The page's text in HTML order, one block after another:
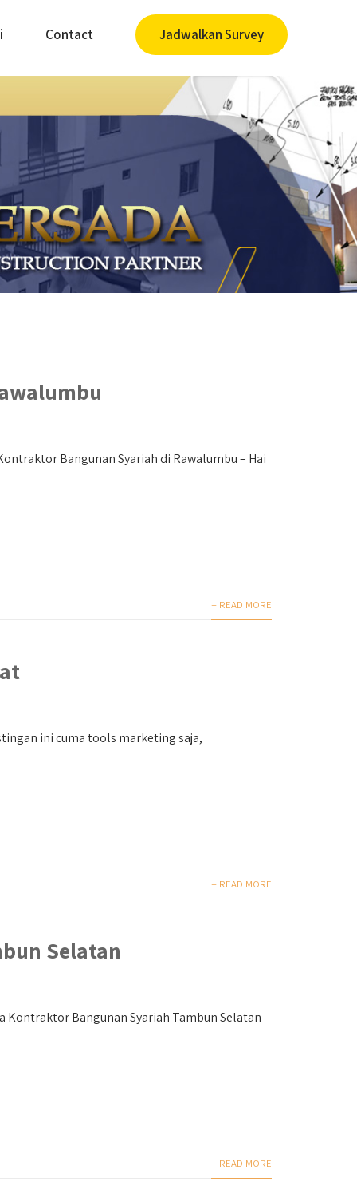
Contact Jadwalkan Survey
Bangunan Syariah di Rawalumbu – Hai
+ READ MORE
ini cuma tools marketing saja,
+ READ MORE
Selatan
Kontraktor Bangunan Syariah Tambun Selatan –
+ READ MORE